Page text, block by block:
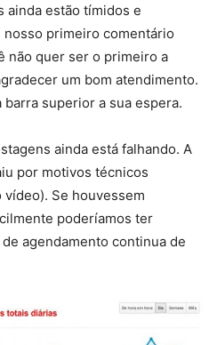
ainda estão tímidos e
primeiro comentário
não quer ser o primeiro a
um bom atendimento.
barra superior a sua espera.
ainda está falhando. A
por motivos técnicos
vídeo). Se houvessem
poderíamos ter
agendamento continua de